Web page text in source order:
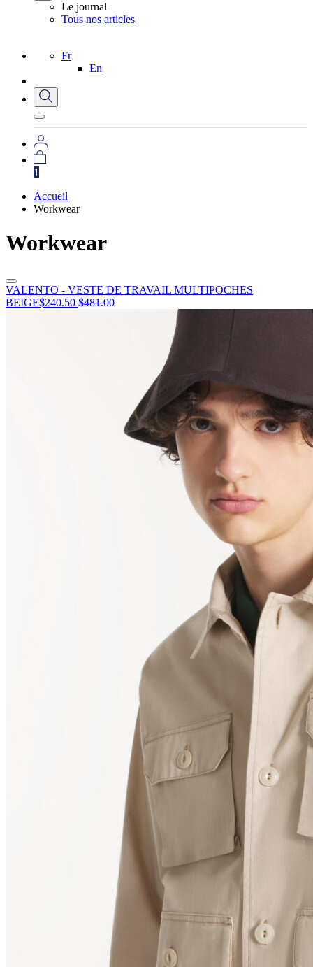
Le journal
Tous nos articles
Fr
En
1
Accueil
Workwear
Workwear
VALENTO - VESTE DE TRAVAIL MULTIPOCHES
BEIGE$240.50 $481.00